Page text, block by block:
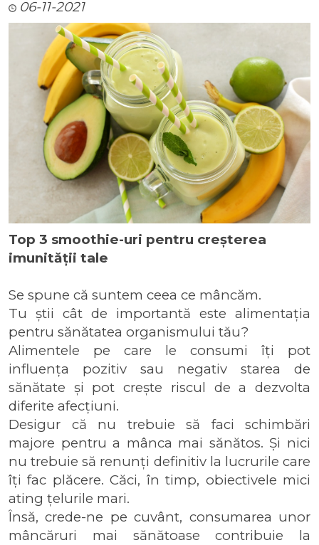
06-11-2021
Top 3 smoothie-uri pentru creșterea
imunității tale
Se spune că suntem ceea ce mâncăm.
Tu știi cât de importantă este alimentația
pentru sănătatea organismului tău?
Alimentele pe care le consumi îți pot
influența pozitiv sau negativ starea de
sănătate și pot crește riscul de a dezvolta
diferite afecțiuni.
Desigur că nu trebuie să faci schimbări
majore pentru a mânca mai sănătos. Și nici
nu trebuie să renunți definitiv la lucrurile care
îți fac plăcere. Căci, în timp, obiectivele mici
ating țelurile mari.
Însă, crede-ne pe cuvânt, consumarea unor
mâncăruri mai sănătoase contribuie la